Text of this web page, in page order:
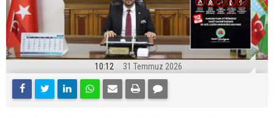
10:12 31 Temmuz 2026